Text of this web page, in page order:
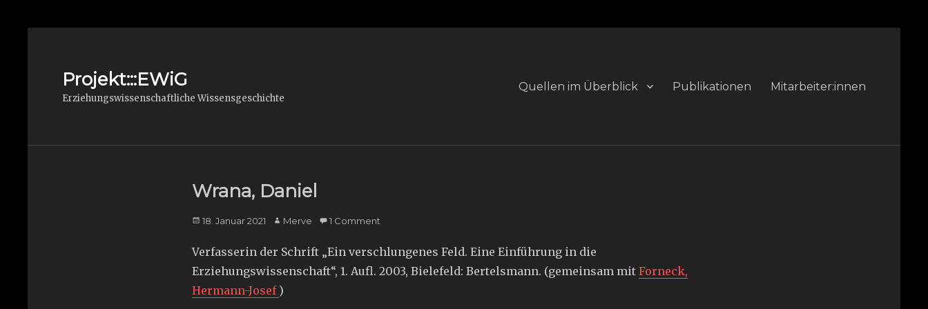
Projekt:::EWiG
Erziehungswissenschaftliche Wissensgeschichte
Primary
Quellen im Überblick Publikationen Mitarbeiter:innen
Wrana, Daniel
Posted
18. Januar 2021 Author
Merve 1 Comment
Verfasserin der Schrift „Ein verschlungenes Feld. Eine Einführung in die
Erziehungswissenschaft“, 1. Aufl. 2003, Bielefeld: Bertelsmann. (gemeinsam mit Forneck,
Hermann-Josef )